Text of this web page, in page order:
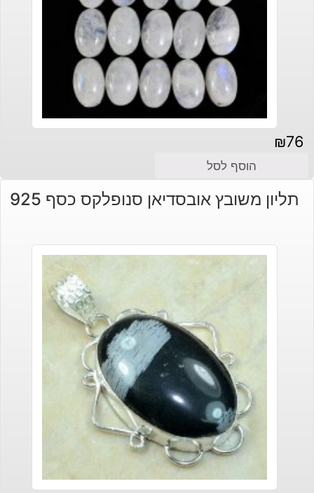
₪76
הוסף לסל
תליון משובץ אובסדיאן סנופלקס כסף 925